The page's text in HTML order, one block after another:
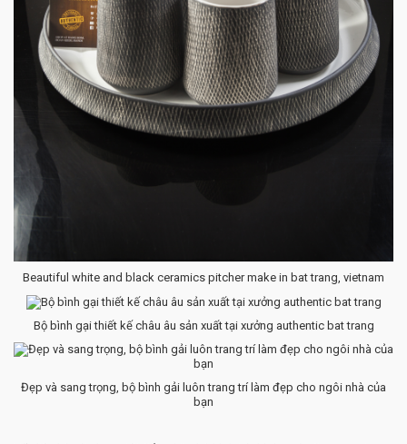
Beautiful white and black ceramics pitcher make in bat trang, vietnam
Bộ bình gại thiết kế châu âu sản xuất tại xưởng authentic bat trang
Đẹp và sang trọng, bộ bình gải luôn trang trí làm đẹp cho ngôi nhà của
bạn